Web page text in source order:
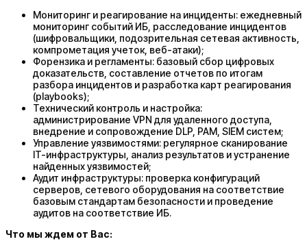
Мониторинг и реагирование на инциденты: ежедневный
мониторинг событий ИБ, расследование инцидентов
(шифровальщики, подозрительная сетевая активность,
компрометация учеток, веб-атаки);
Форензика и регламенты: базовый сбор цифровых
доказательств, составление отчетов по итогам
разбора инцидентов и разработка карт реагирования
(playbooks);
Технический контроль и настройка:
администрирование VPN для удаленного доступа,
внедрение и сопровождение DLP, PAM, SIEM систем;
Управление уязвимостями: регулярное сканирование
IT-инфраструктуры, анализ результатов и устранение
найденных уязвимостей;
Аудит инфраструктуры: проверка конфигураций
серверов, сетевого оборудования на соответствие
базовым стандартам безопасности и проведение
аудитов на соответствие ИБ.
Что мы ждем от Вас: